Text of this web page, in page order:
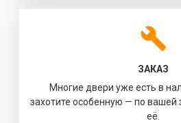
ЗАКАЗ
Многие двери уже есть в
захотите особенную — по вашей
её.